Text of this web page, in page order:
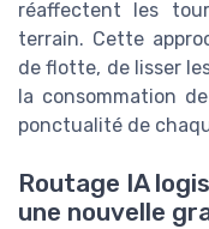
réaffectent les
terrain. Cette
de flotte, de lisser
la consommation
ponctualité de
Routage IA
une nouvelle